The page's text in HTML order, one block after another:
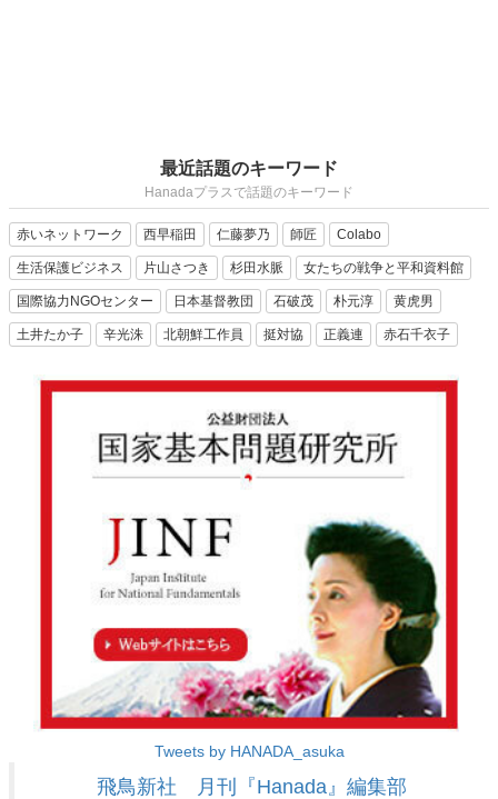
最近話題のキーワード
Hanadaプラスで話題のキーワード
赤いネットワーク 西早稲田 仁藤夢乃 師匠 Colabo
生活保護ビジネス 片山さつき 杉田水脈 女たちの戦争と平和資料館
国際協力NGOセンター 日本基督教団 石破茂 朴元淳 黄虎男
土井たか子 辛光洙 北朝鮮工作員 挺対協 正義連 赤石千衣子
Tweets by HANADA_asuka
飛鳥新社 月刊『Hanada』編集部